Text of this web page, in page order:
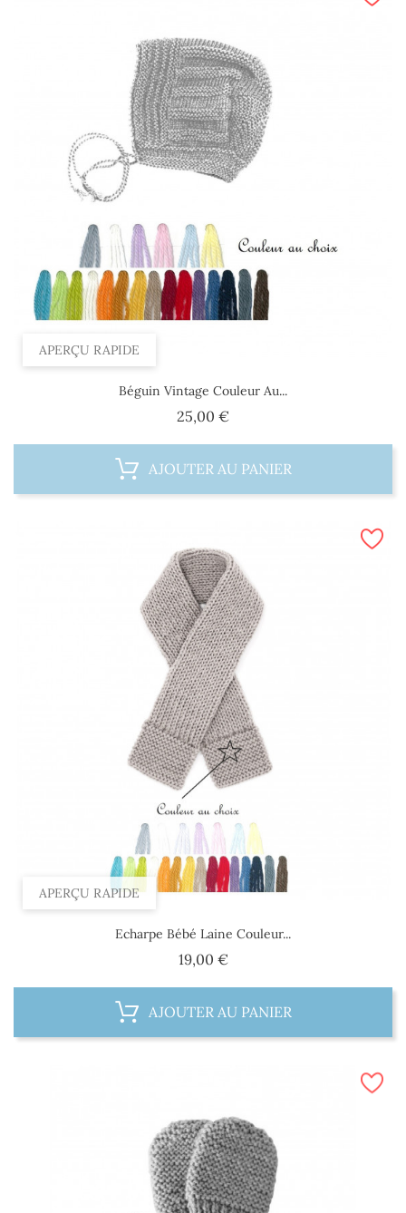
APERÇU RAPIDE
Béguin Vintage Couleur Au...
25,00 €Prix
AJOUTER AU PANIER
APERÇU RAPIDE
Echarpe Bébé Laine Couleur...
19,00 €Prix
AJOUTER AU PANIER